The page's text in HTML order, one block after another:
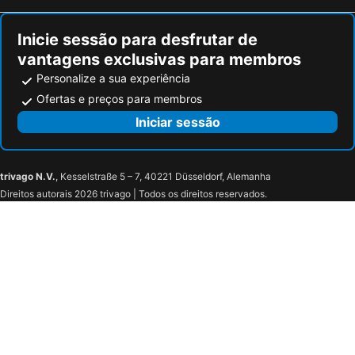
Inicie sessão para desfrutar de
vantagens exclusivas para membros
Personalize a sua experiência
Ofertas e preços para membros
Iniciar sessão
trivago N.V., Kesselstraße 5 – 7, 40221 Düsseldorf, Alemanha
Direitos autorais 2026 trivago | Todos os direitos reservados.